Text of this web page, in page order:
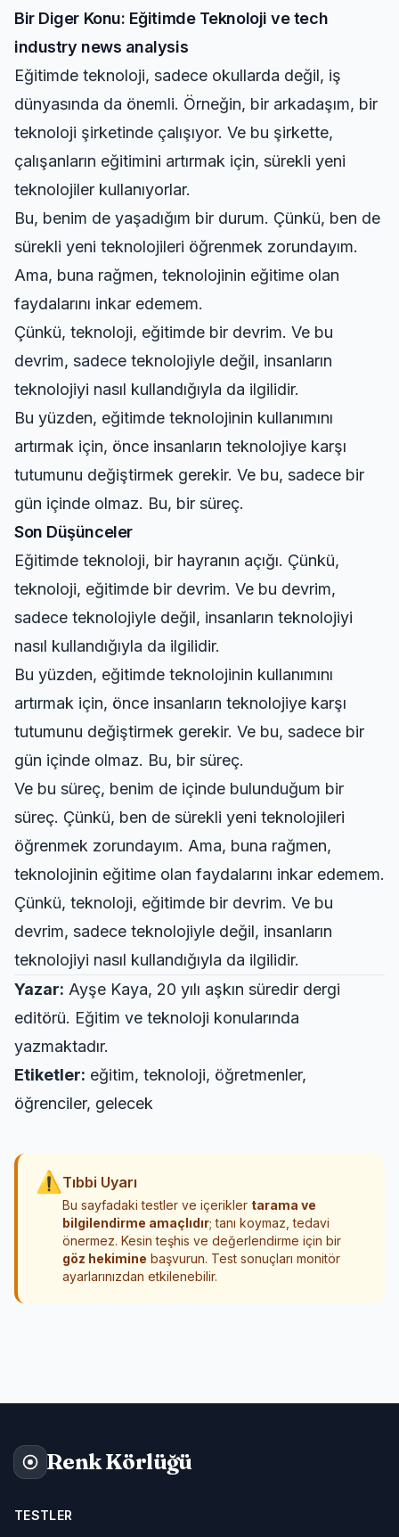
Bir Diger Konu: Eğitimde Teknoloji vetech
industry news analysis
Eğitimde teknoloji, sadece okullarda değil, iş
dünyasında da önemli. Örneğin, bir arkadaşım, bir
teknoloji şirketinde çalışıyor. Ve bu şirkette,
çalışanların eğitimini artırmak için, sürekli yeni
teknolojiler kullanıyorlar.
Bu, benim de yaşadığım bir durum. Çünkü, ben de
sürekli yeni teknolojileri öğrenmek zorundayım.
Ama, buna rağmen, teknolojinin eğitime olan
faydalarını inkar edemem.
Çünkü, teknoloji, eğitimde bir devrim. Ve bu
devrim, sadece teknolojiyle değil, insanların
teknolojiyi nasıl kullandığıyla da ilgilidir.
Bu yüzden, eğitimde teknolojinin kullanımını
artırmak için, önce insanların teknolojiye karşı
tutumunu değiştirmek gerekir. Ve bu, sadece bir
gün içinde olmaz. Bu, bir süreç.
Son Düşünceler
Eğitimde teknoloji, bir hayranın açığı. Çünkü,
teknoloji, eğitimde bir devrim. Ve bu devrim,
sadece teknolojiyle değil, insanların teknolojiyi
nasıl kullandığıyla da ilgilidir.
Bu yüzden, eğitimde teknolojinin kullanımını
artırmak için, önce insanların teknolojiye karşı
tutumunu değiştirmek gerekir. Ve bu, sadece bir
gün içinde olmaz. Bu, bir süreç.
Ve bu süreç, benim de içinde bulunduğum bir
süreç. Çünkü, ben de sürekli yeni teknolojileri
öğrenmek zorundayım. Ama, buna rağmen,
teknolojinin eğitime olan faydalarını inkar edemem.
Çünkü, teknoloji, eğitimde bir devrim. Ve bu
devrim, sadece teknolojiyle değil, insanların
teknolojiyi nasıl kullandığıyla da ilgilidir.
Yazar: Ayşe Kaya, 20 yılı aşkın süredir dergi
editörü. Eğitim ve teknoloji konularında
yazmaktadır.
Etiketler: eğitim, teknoloji, öğretmenler,
öğrenciler, gelecek
⚠ Tıbbi Uyarı
Bu sayfadaki testler ve içerikler tarama ve
bilgilendirme amaçlıdır; tanı koymaz, tedavi
önermez. Kesin teşhis ve değerlendirme için bir
göz hekimine başvurun. Test sonuçları monitör
ayarlarınızdan etkilenebilir.
Renk Körlüğü
TESTLER